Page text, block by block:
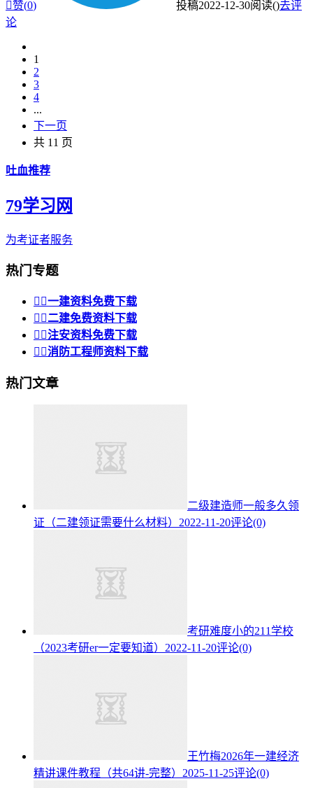
赞(0) 投稿2022-12-30阅读()去评
论
1
2
3
4
...
下一页
共 11 页
吐血推荐
79学习网
为考证者服务
热门专题
 一建资料免费下载
 二建免费资料下载
 注安资料免费下载
 消防工程师资料下载
热门文章
二级建造师一般多久领
证（二建领证需要什么材料） 2022-11-20评论(0)
考研难度小的211学校
（2023考研er一定要知道） 2022-11-20评论(0)
王竹梅2026年一建经济
精讲课件教程（共64讲-完整） 2025-11-25评论(0)